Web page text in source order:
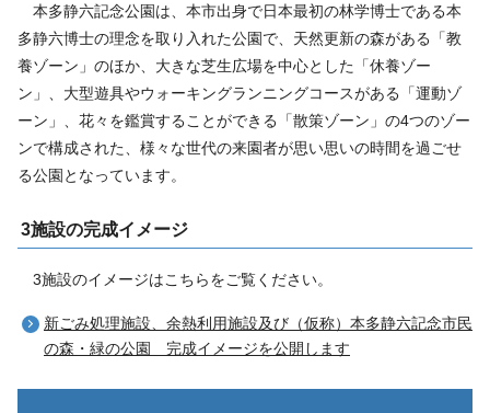
本多静六記念公園は、本市出身で日本最初の林学博士である本
多静六博士の理念を取り入れた公園で、天然更新の森がある「教
養ゾーン」のほか、大きな芝生広場を中心とした「休養ゾー
ン」、大型遊具やウォーキングランニングコースがある「運動ゾ
ーン」、花々を鑑賞することができる「散策ゾーン」の4つのゾー
ンで構成された、様々な世代の来園者が思い思いの時間を過ごせ
る公園となっています。
3施設の完成イメージ
3施設のイメージはこちらをご覧ください。
新ごみ処理施設、余熱利用施設及び（仮称）本多静六記念市民
の森・緑の公園 完成イメージを公開します